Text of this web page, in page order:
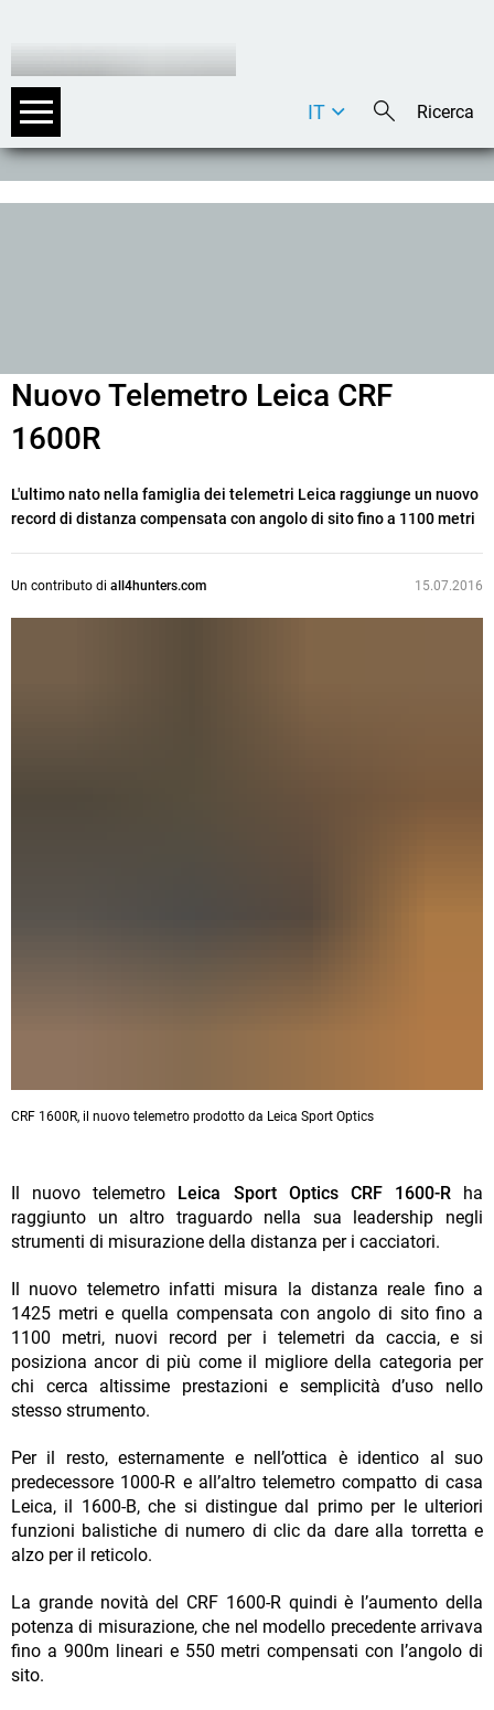
DE
IT
Nuovo Telemetro Leica CRF
1600R
L'ultimo nato nella famiglia dei telemetri Leica raggiunge un nuovo
record di distanza compensata con angolo di sito fino a 1100 metri
Un contributo di all4hunters.com 15.07.2016
CRF 1600R, il nuovo telemetro prodotto da Leica Sport Optics
Il nuovo telemetro Leica Sport Optics CRF 1600-R
ha
raggiunto un altro traguardo nella sua leadership negli
strumenti di misurazione della distanza per i cacciatori.
Il nuovo telemetro infatti misura la distanza reale fino a
1425 metri e quella compensata con angolo di sito fino a
1100 metri, nuovi record per i telemetri da caccia, e si
posiziona ancor di più come il migliore della categoria per
chi cerca altissime prestazioni e semplicità d’uso nello
stesso strumento.
Per il resto, esternamente e nell’ottica è identico al suo
predecessore 1000-R e all’altro telemetro compatto di casa
Leica, il 1600-B, che si distingue dal primo per le ulteriori
funzioni balistiche di numero di clic da dare alla torretta e
alzo per il reticolo.
La grande novità del CRF 1600-R quindi è l’aumento della
potenza di misurazione, che nel modello precedente arrivava
fino a 900m lineari e 550 metri compensati con l’angolo di
sito.